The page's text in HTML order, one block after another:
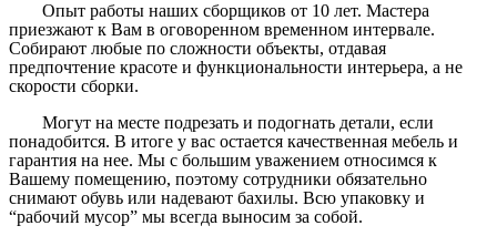
Опыт работы наших сборщиков от 10 лет. Мастера
приезжают к Вам в оговоренном временном интервале.
Собирают любые по сложности объекты, отдавая
предпочтение красоте и функциональности интерьера, а не
скорости сборки.
Могут на месте подрезать и подогнать детали, если
понадобится. В итоге у вас остается качественная мебель и
гарантия на нее. Мы с большим уважением относимся к
Вашему помещению, поэтому сотрудники обязательно
снимают обувь или надевают бахилы. Всю упаковку и
“рабочий мусор” мы всегда выносим за собой.